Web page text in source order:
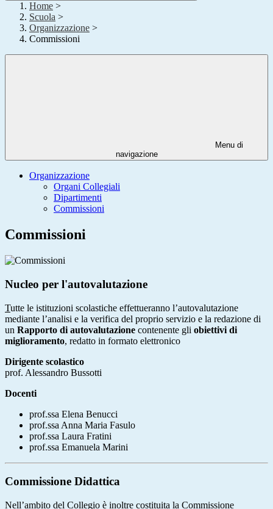
Home >
Scuola >
Organizzazione >
Commissioni
Menu di
navigazione
Organizzazione
Organi Collegiali
Dipartimenti
Commissioni
Commissioni
Nucleo per l'autovalutazione
Tutte le istituzioni scolastiche effettueranno l’autovalutazione
mediante l’analisi e la verifica del proprio servizio e la redazione di
un Rapporto di autovalutazione contenente gli obiettivi di
miglioramento, redatto in formato elettronico
Dirigente scolastico
prof. Alessandro Bussotti
Docenti
prof.ssa Elena Benucci
prof.ssa Anna Maria Fasulo
prof.ssa Laura Fratini
prof.ssa Emanuela Marini
Commissione Didattica
Nell’ambito del Collegio è inoltre costituita la Commissione